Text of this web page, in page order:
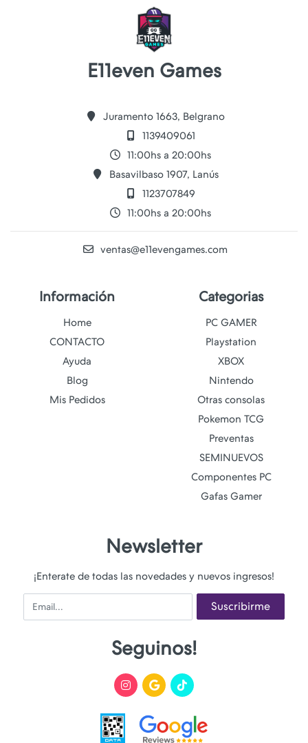
E11even Games
Juramento 1663, Belgrano
1139409061
11:00hs a 20:00hs
Basavilbaso 1907, Lanús
1123707849
11:00hs a 20:00hs
ventas@e11evengames.com
Información
Home
CONTACTO
Ayuda
Blog
Mis Pedidos
Categorias
PC GAMER
Playstation
XBOX
Nintendo
Otras consolas
Pokemon TCG
Preventas
SEMINUEVOS
Componentes PC
Gafas Gamer
Newsletter
¡Enterate de todas las novedades y nuevos ingresos!
Email Suscribirme
Seguinos!